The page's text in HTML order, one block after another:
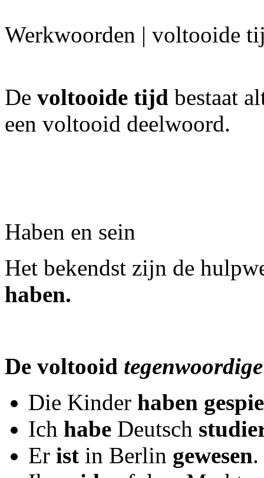
Werkwoorden | voltooide
De voltooide tijd bestaat
een voltooid deelwoord.
Haben en sein
Het bekendst zijn de
haben.
De voltooid
Die Kinder haben
Ich habe Deutsch
Er ist in Berlin gewesen.